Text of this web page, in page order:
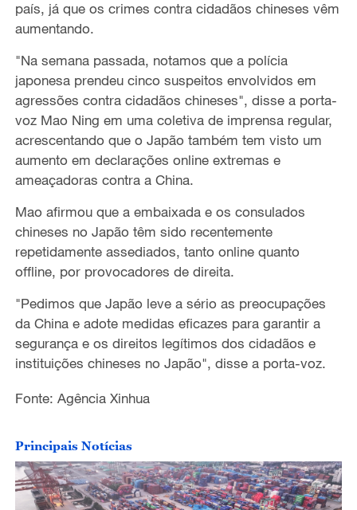
país, já que os crimes contra cidadãos chineses vêm
aumentando.
"Na semana passada, notamos que a polícia
japonesa prendeu cinco suspeitos envolvidos em
agressões contra cidadãos chineses", disse a porta-
voz Mao Ning em uma coletiva de imprensa regular,
acrescentando que o Japão também tem visto um
aumento em declarações online extremas e
ameaçadoras contra a China.
Mao afirmou que a embaixada e os consulados
chineses no Japão têm sido recentemente
repetidamente assediados, tanto online quanto
offline, por provocadores de direita.
"Pedimos que Japão leve a sério as preocupações
da China e adote medidas eficazes para garantir a
segurança e os direitos legítimos dos cidadãos e
instituições chineses no Japão", disse a porta-voz.
Fonte: Agência Xinhua
Principais Notícias